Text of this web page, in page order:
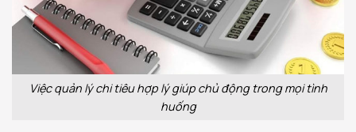
Việc quản lý chi tiêu hợp lý giúp chủ động trong mọi tình
huống